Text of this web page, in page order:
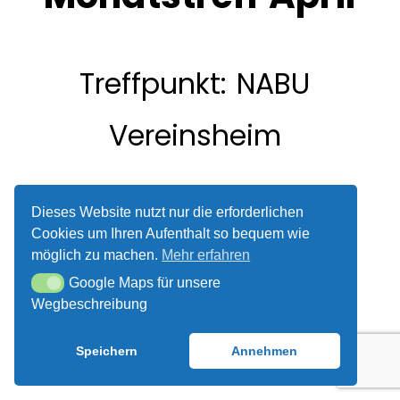
UNSER VEREINSHEIM
SPENDEN UND
MITMACHEN!
Treffpunkt: NABU
Vereinsheim
Dieses Website nutzt nur die erforderlichen
Cookies um Ihren Aufenthalt so bequem wie
möglich zu machen. Mehr erfahren
Google Maps für unsere Wegbeschreibung
Google Maps für unsere
Wegbeschreibung
Speichern Annehmen